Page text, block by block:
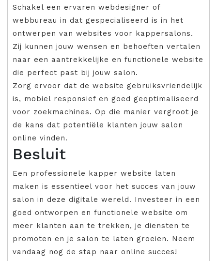
Schakel een ervaren webdesigner of
webbureau in dat gespecialiseerd is in het
ontwerpen van websites voor kappersalons.
Zij kunnen jouw wensen en behoeften vertalen
naar een aantrekkelijke en functionele website
die perfect past bij jouw salon.
Zorg ervoor dat de website gebruiksvriendelijk
is, mobiel responsief en goed geoptimaliseerd
voor zoekmachines. Op die manier vergroot je
de kans dat potentiële klanten jouw salon
online vinden.
Besluit
Een professionele kapper website laten
maken is essentieel voor het succes van jouw
salon in deze digitale wereld. Investeer in een
goed ontworpen en functionele website om
meer klanten aan te trekken, je diensten te
promoten en je salon te laten groeien. Neem
vandaag nog de stap naar online succes!